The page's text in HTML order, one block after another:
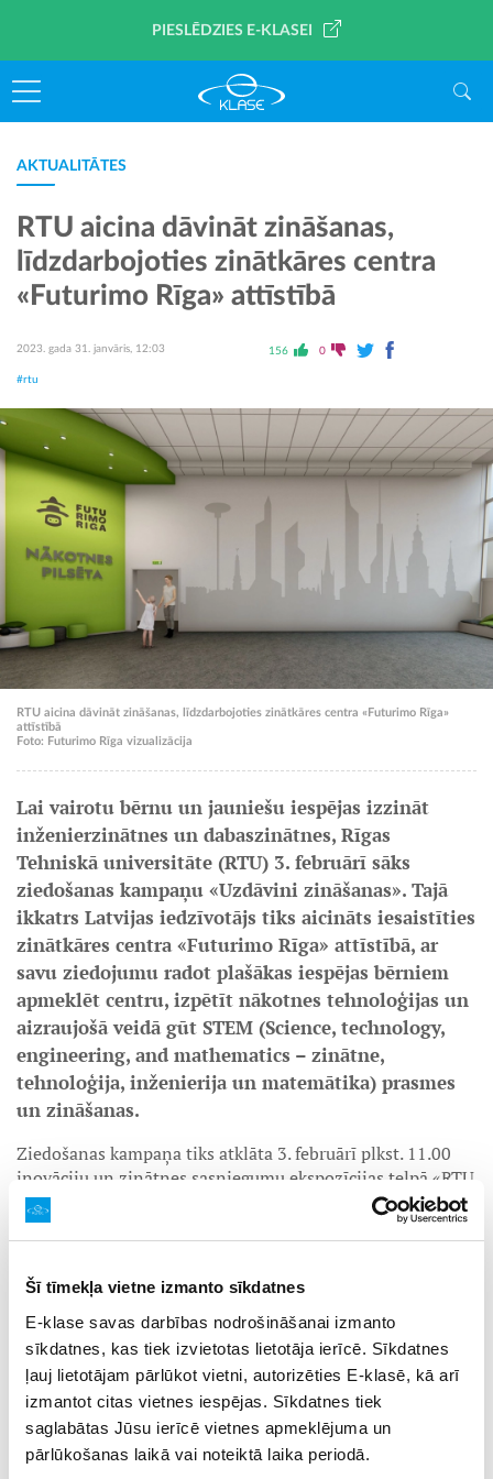
Šī tīmekļa vietne izmanto sīkdatnes
E-klase savas darbības nodrošināšanai izmanto
sīkdatnes, kas tiek izvietotas lietotāja ierīcē. Sīkdatnes
ļauj lietotājam pārlūkot vietni, autorizēties E-klasē, kā arī
izmantot citas vietnes iespējas. Sīkdatnes tiek
saglabātas Jūsu ierīcē vietnes apmeklējuma un
pārlūkošanas laikā vai noteiktā laika periodā.
PIESLĒDZIES E-KLASEI
AKTUALITĀTES
RTU aicina dāvināt zināšanas,
līdzdarbojoties zinātkāres centra
«Futurimo Rīga» attīstībā
2023. gada 31. janvāris, 12:03 156 0
#rtu
RTU aicina dāvināt zināšanas, līdzdarbojoties zinātkāres centra «Futurimo Rīga»
attīstībā
Foto: Futurimo Rīga vizualizācija
Lai vairotu bērnu un jauniešu iespējas izzināt
inženierzinātnes un dabaszinātnes, Rīgas
Tehniskā universitāte (RTU) 3. februārī sāks
ziedošanas kampaņu «Uzdāvini zināšanas». Tajā
ikkatrs Latvijas iedzīvotājs tiks aicināts iesaistīties
zinātkāres centra «Futurimo Rīga» attīstībā, ar
savu ziedojumu radot plašākas iespējas bērniem
apmeklēt centru, izpētīt nākotnes tehnoloģijas un
aizraujošā veidā gūt STEM (Science, technology,
engineering, and mathematics – zinātne,
tehnoloģija, inženierija un matemātika) prasmes
un zināšanas.
Ziedošanas kampaņa tiks atklāta 3. februārī plkst. 11.00
inovāciju un zinātnes sasniegumu ekspozīcijas telpā «RTU
un Origo nākotnes pietura», t/c «Origo» jaunās ēkas 2.
stāvā, Stacijas laukumā 4.
interesentiem būs iespēja gūt pirmo priekšstatu par
gaidāmā centra piedāvājumu un iespējām, jo no 3.
februāra «RTU un Origo nākotnes pieturā» būs apskatāma
daļa topošā centra eksponātu. Notiks arī radošā nodarbība,
kurā varēs izzināt, kā, racionāli izmantojot dažādas
elektroiekārtas, vienkāršā veidā padarīt ikdienu
energoefektīvāku.